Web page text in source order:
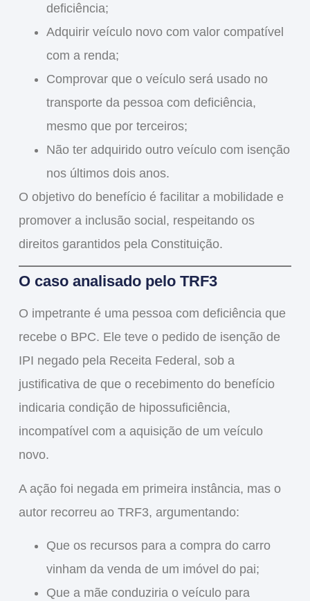
deficiência;
Adquirir veículo novo com valor compatível
com a renda;
Comprovar que o veículo será usado no
transporte da pessoa com deficiência,
mesmo que por terceiros;
Não ter adquirido outro veículo com isenção
nos últimos dois anos.
O objetivo do benefício é facilitar a mobilidade e
promover a inclusão social, respeitando os
direitos garantidos pela Constituição.
O caso analisado pelo TRF3
O impetrante é uma pessoa com deficiência que
recebe o BPC. Ele teve o pedido de isenção de
IPI negado pela Receita Federal, sob a
justificativa de que o recebimento do benefício
indicaria condição de hipossuficiência,
incompatível com a aquisição de um veículo
novo.
A ação foi negada em primeira instância, mas o
autor recorreu ao TRF3, argumentando:
Que os recursos para a compra do carro
vinham da venda de um imóvel do pai;
Que a mãe conduziria o veículopara